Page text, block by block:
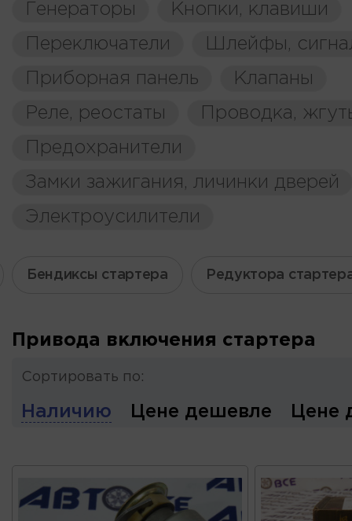
Генераторы
Кнопки, клавиши
Переключатели
Шлейфы,
Приборная панель
Клапаны
Реле, реостаты
Проводка,
Предохранители
Замки зажигания, личинки дверей
Электроусилители
Бендиксы стартера Редуктора
Привода включения стартера
Сортировать по:
Наличию Цене дешевле Цене